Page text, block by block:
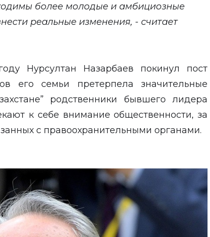
более молодые и амбициозные
реальные изменения, - считает
Нурсултан Назарбаев покинул пост
его семьи претерпела значительные
родственники бывшего лидера
к себе внимание общественности, за
с правоохранительными органами.